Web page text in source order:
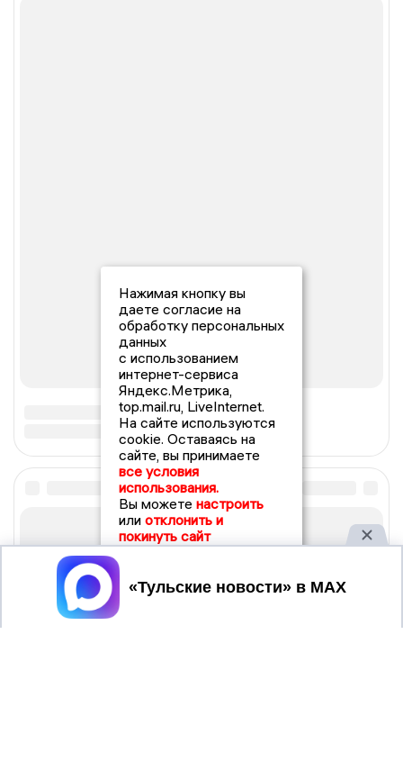
Нажимая кнопку вы
даете согласие на
обработку персональных
данных
с использованием
интернет-сервиса
Яндекс.Метрика,
top.mail.ru, LiveInternet.
На сайте используются
cookie. Оставаясь на
сайте, вы принимаете
все условия
использования.
Вы можете настроить
или отклонить и
покинуть сайт
Принять